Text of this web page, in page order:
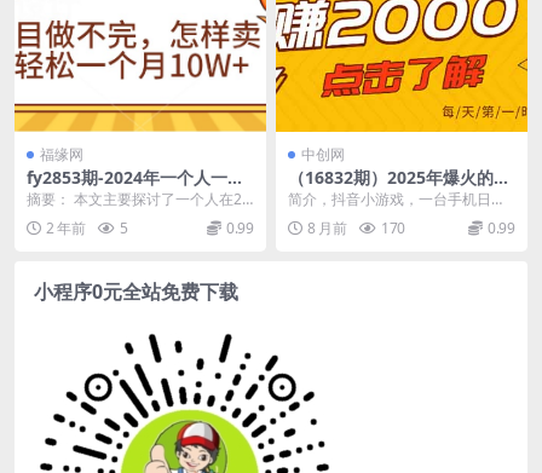
福缘网
fy2853期-2024年一个人一台
手机靠卖项目实现月收入10W
+
摘要： 本文主要探讨了一个人在20
24年如何通过卖项目实现月收入10
W+。作者提...
2 年前 5 0.99
中创网
（16832期）2025年爆火的抖
音小游戏项目，一部手机日入
2000+
简介，抖音小游戏，一台手机日入2
000+，可以通过自刷广告以及代刷
广告的方式操作...
8 月前 170 0.99
小程序0元全站免费下载